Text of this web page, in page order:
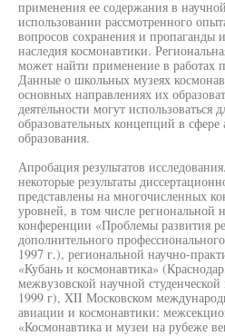
применения ее содержания в
использовании рассмотренного
вопросов сохранения и пропаганды
наследия космонавтики.
может найти применение в работах
Данные о школьных музеях
основных направлениях их
деятельности могут использоваться
образовательных концепций в сфере
образования.
Апробация результатов
некоторые результаты
представлены на многочисленных
уровней, в том числе региональной
конференции «Проблемы развития
дополнительного
1997 г.), региональной научно-
«Кубань и космонавтика»
межвузовской научной
1999 г), XII Московском
авиации и космонавтики:
«Космонавтика и музеи на рубеже